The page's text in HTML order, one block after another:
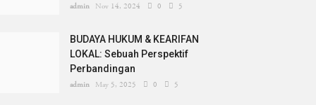
admin Nov 14, 2024 0 5
BUDAYA HUKUM & KEARIFAN
LOKAL: Sebuah Perspektif
Perbandingan
admin May 5, 2025 0 5